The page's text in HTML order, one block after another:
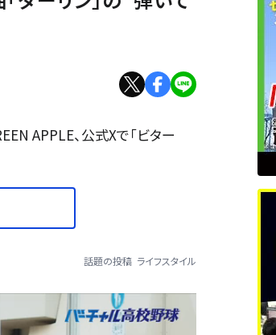
APPLE、公式Xで「ビター
話題の投稿 ライフスタイル